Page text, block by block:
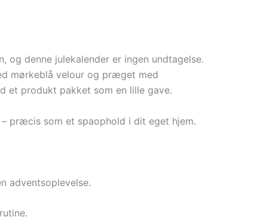
og denne julekalender er ingen undtagelse.
mørkeblå velour og præget med
et produkt pakket som en lille gave.
præcis som et spaophold i dit eget hjem.
adventsoplevelse.